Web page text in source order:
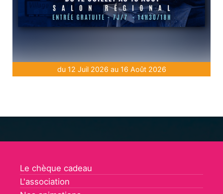
du 12 Juil 2026 au 16 Août 2026
Le chèque cadeau
L'association